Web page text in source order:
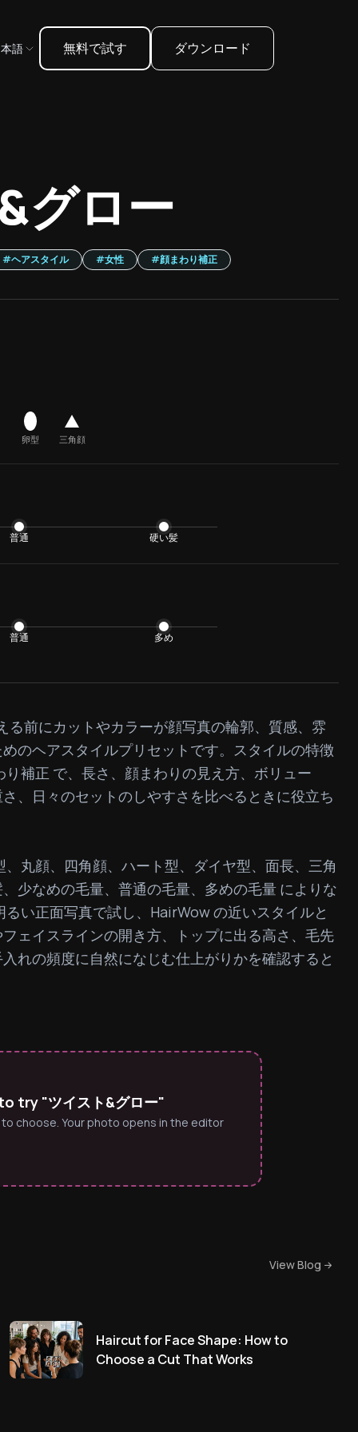
語 無料で試す ダウンロード
グロー
#ヘアスタイル #女性 #顔まわり補正
卵型 三角顔
普通 硬い髪
普通 多め
前にカットやカラーが顔写真の輪郭、質感、雰
のヘアスタイルプリセットです。スタイルの特徴
補正 で、長さ、顔まわりの見え方、ボリュー
、日々のセットのしやすさを比べるときに役立ち
丸顔、四角顔、ハート型、ダイヤ型、面長、三角
少なめの毛量、普通の毛量、多めの毛量 によりな
い正面写真で試し、HairWow の近いスタイルと
ェイスラインの開き方、トップに出る高さ、毛先
れの頻度に自然になじむ仕上がりかを確認すると
try "ツイスト&グロー"
choose. Your photo opens in the editor
View Blog
Haircut for Face Shape: How to
Choose a Cut That Works